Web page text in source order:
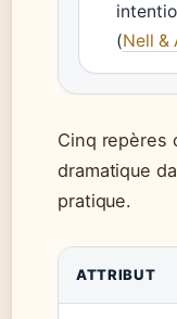
(Nell &
Cinq repères
dramatique
pratique.
ATTRIBUT